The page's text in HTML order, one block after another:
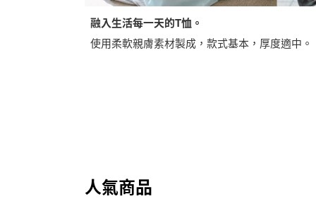
融入生活每一天的T恤。
使用柔軟親膚素材製成，款式基本，厚度適中。
人氣商品